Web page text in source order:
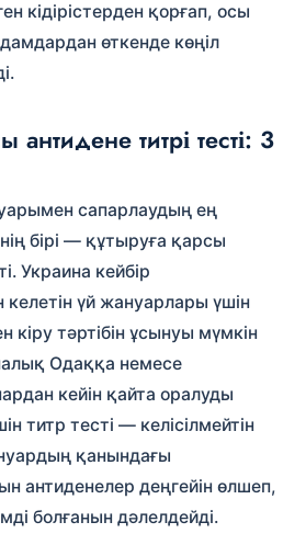
кідірістерден қорғап, осы
өткенде көңіл
антидене титрі тесті: 3
сапарлаудың ең
бірі — құтыруға қарсы
Украина кейбір
үй жануарлары үшін
кіру тәртібін ұсынуы мүмкін
Одаққа немесе
кейін қайта оралуды
титр тесті — келісілмейтін
қанындағы
антиденелер деңгейін өлшеп,
болғанын дәлелдейді.